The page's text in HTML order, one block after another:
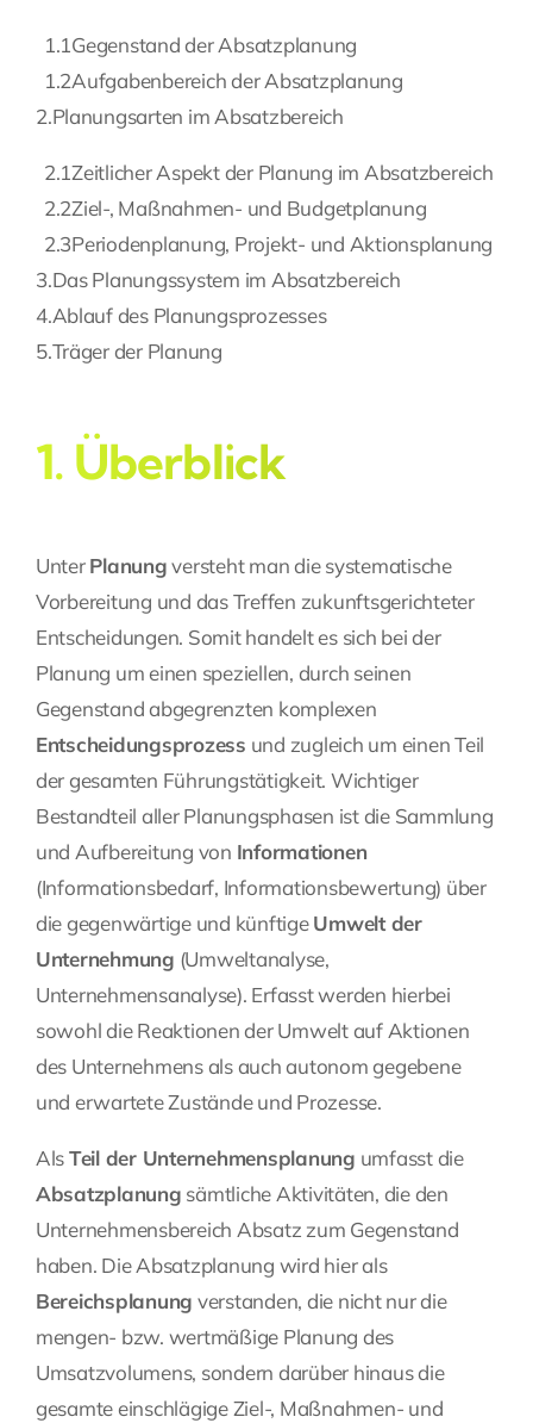
Fragen Sie Ihre Kanzlei
Kontakt
1.1Gegenstand der Absatzplanung
1.2Aufgabenbereich der Absatzplanung
2.Planungsarten im Absatzbereich
2.1Zeitlicher Aspekt der Planung im Absatzbereich
2.2Ziel-, Maßnahmen- und Budgetplanung
2.3Periodenplanung, Projekt- und Aktionsplanung
3.Das Planungssystem im Absatzbereich
4.Ablauf des Planungsprozesses
5.Träger der Planung
1. Überblick
UnterPlanungversteht man die systematische
Vorbereitung und das Treffen zukunftsgerichteter
Entscheidungen. Somit handelt es sich bei der
Planung um einen speziellen, durch seinen
Gegenstand abgegrenzten komplexen
Entscheidungsprozess und zugleich um einen Teil
der gesamten Führungstätigkeit. Wichtiger
Bestandteil aller Planungsphasen ist die Sammlung
und Aufbereitung von Informationen
(Informationsbedarf, Informationsbewertung) über
die gegenwärtige und künftigeUmwelt der
Unternehmung (Umweltanalyse,
Unternehmensanalyse). Erfasst werden hierbei
sowohl die Reaktionen der Umwelt auf Aktionen
des Unternehmens als auch autonom gegebene
und erwartete Zustände und Prozesse.
AlsTeil der Unternehmensplanung umfasst die
Absatzplanung sämtliche Aktivitäten, die den
Unternehmensbereich Absatz zum Gegenstand
haben. Die Absatzplanung wird hier als
Bereichsplanung verstanden, die nicht nur die
mengen- bzw. wertmäßige Planung des
Umsatzvolumens, sondern darüber hinaus die
gesamte einschlägige Ziel-, Maßnahmen- und